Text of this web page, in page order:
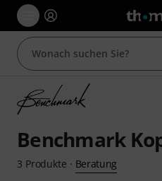
Benchmark
3 Produkte · Beratung